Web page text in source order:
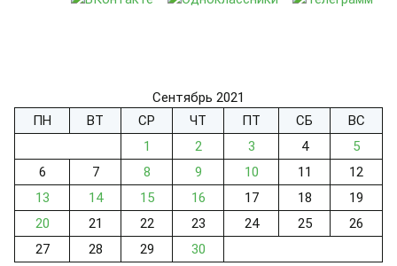
Сентябрь 2021
ПН
ВТ СР ЧТ ПТ СБ
ВС
1
2 3 4
5
6
7 8 9 10 11
12
13
14 15 16 17 18
19
20
21 22 23 24 25
26
27
28 29 30